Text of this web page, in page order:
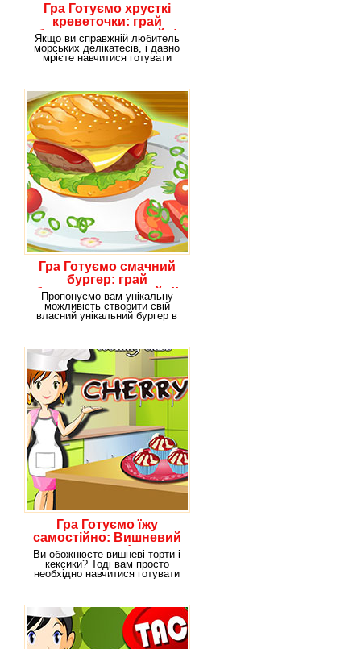
Гра Готуємо хрусткі
креветочки: грай
безкоштовно онлайн!
Якщо ви справжній любитель
морських делікатесів, і давно
мрієте навчитися готувати
Гра Готуємо смачний
бургер: грай
безкоштовно онлайн!!
Пропонуємо вам унікальну
можливість створити свій
власний унікальний бургер в
Гра Готуємо їжу
самостійно: Вишневий
десерт!
Ви обожнюєте вишневі торти і
кексики? Тоді вам просто
необхідно навчитися готувати